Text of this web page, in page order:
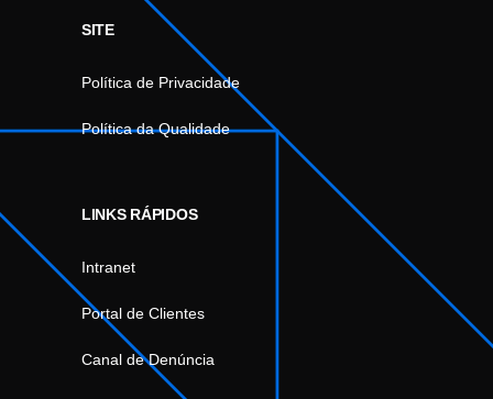
SITE
Política de Privacidade
Política da Qualidade
LINKS RÁPIDOS
Intranet
Portal de Clientes
Canal de Denúncia